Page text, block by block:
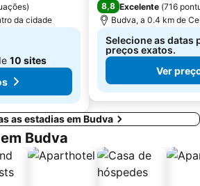
)
da cidade
10 sites
8,8 Excelente (716
Budva, a 0.4 km de
Selecione as datas
preços exatos.
Ver
as estadias em Budva
Budva